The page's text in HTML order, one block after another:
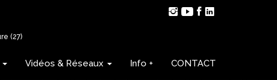
(27)
Vidéos & Réseaux Info + CONTACT